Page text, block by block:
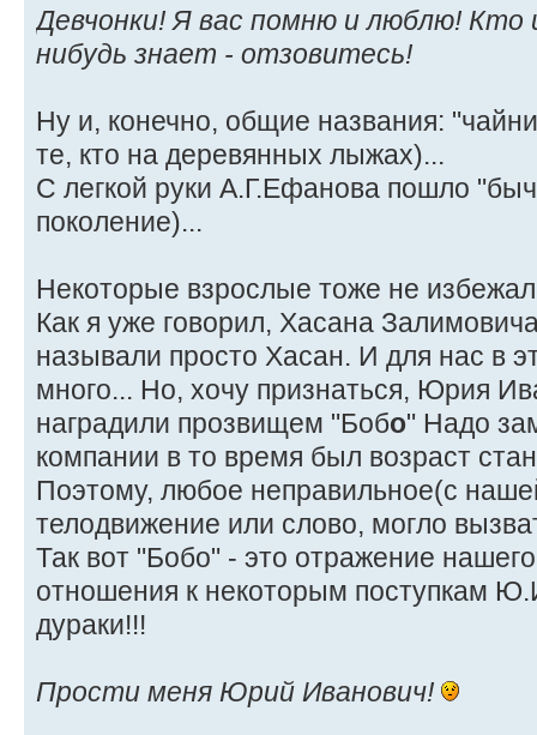
Девчонки! Я вас помню и люблю! Кто
нибудь знает - отзовитесь!
Ну и, конечно, общие названия:
те, кто на деревянных лыжах)...
С легкой руки А.Г.Ефанова пошло
поколение)...
Некоторые взрослые тоже не
Как я уже говорил, Хасана
называли просто Хасан. И для нас в
много... Но, хочу признаться, Юрия
наградили прозвищем "Бобо" Надо
компании в то время был возраст
Поэтому, любое неправильное(с
телодвижение или слово, могло
Так вот "Бобо" - это отражение
отношения к некоторым поступкам
дураки!!!
Прости меня Юрий Иванович!